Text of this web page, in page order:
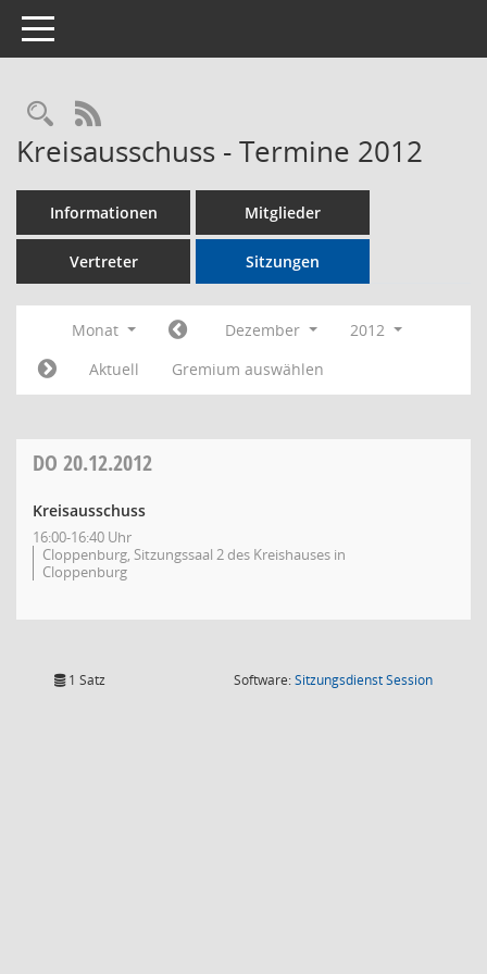
Toggle navigation
Rechercheauswahl
RSS-Feed
Kreisausschuss - Termine 2012
Informationen Mitglieder
Vertreter Sitzungen
Monat Dezember
2012
Aktuell
Gremium auswählen
DO 20.12.2012
Kreisausschuss
16:00-16:40 Uhr
Cloppenburg, Sitzungssaal 2 des Kreishauses in
Cloppenburg
1 Satz Software:SitzungsdienstSession(Wird in